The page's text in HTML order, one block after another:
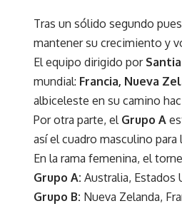
Tras un sólido segundo
mantener su crecimiento y
El equipo dirigido por
mundial: Francia, Nueva
albiceleste en su camino
Por otra parte, el Grupo A
así el cuadro masculino
En la rama femenina, el
Grupo A: Australia, Estados
Grupo B: Nueva Zelanda,